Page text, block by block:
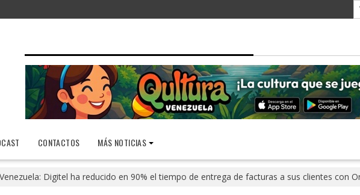
CONTACTOS MÁS NOTICIAS
Venezuela: Digitel ha reducido en 90% el tiempo de entrega de facturas a sus clientes con